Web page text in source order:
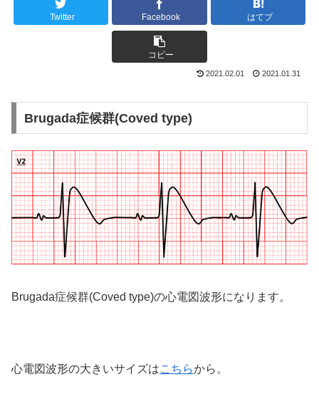
Twitter Facebook はてブ
コピー
2021.02.01 2021.01.31
Brugada症候群(Coved type)
Brugada症候群(Coved type)の心電図波形になります。
心電図波形の大きいサイズはこちらから。